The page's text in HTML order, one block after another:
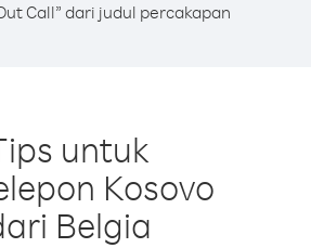
Call” dari judul percakapan
untuk
Kosovo
Belgia